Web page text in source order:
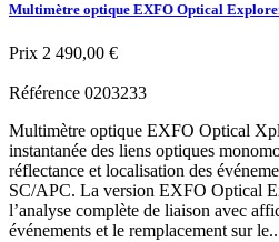
Multimètre optique EXFO Optical
Prix 2 490,00 €
Référence 0203233
Multimètre optique EXFO Optical
instantanée des liens optiques
réflectance et localisation des
SC/APC. La version EXFO Optical
l’analyse complète de liaison avec
événements et le remplacement sur